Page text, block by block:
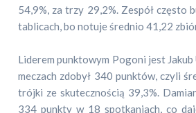
54,9%, za trzy 29,2%. Zespół często
tablicach, bo notuje średnio 41,22
Liderem punktowym Pogoni jest
meczach zdobył 340 punktów, czyli
trójki ze skutecznością 39,3%.
334 punkty w 18 spotkaniach, co